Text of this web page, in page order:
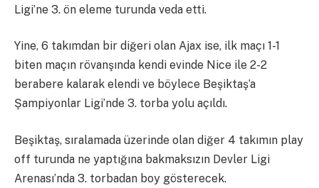
Ligi’ne 3. ön eleme turunda veda etti.
Yine, 6 takımdan bir diğeri olan Ajax ise, ilk maçı 1-1
biten maçın rövanşında kendi evinde Nice ile 2-2
berabere kalarak elendi ve böylece Beşiktaş’a
Şampiyonlar Ligi’nde 3. torba yolu açıldı.
Beşiktaş, sıralamada üzerinde olan diğer 4 takımın play
off turunda ne yaptığına bakmaksızın Devler Ligi
Arenası’nda 3. torbadan boy gösterecek.